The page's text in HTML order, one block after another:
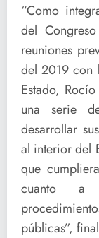
“Como
del
reuniones
del 2019 con
Estado,
una serie
desarrollar
al interior del
que
cuanto a
públicas”,